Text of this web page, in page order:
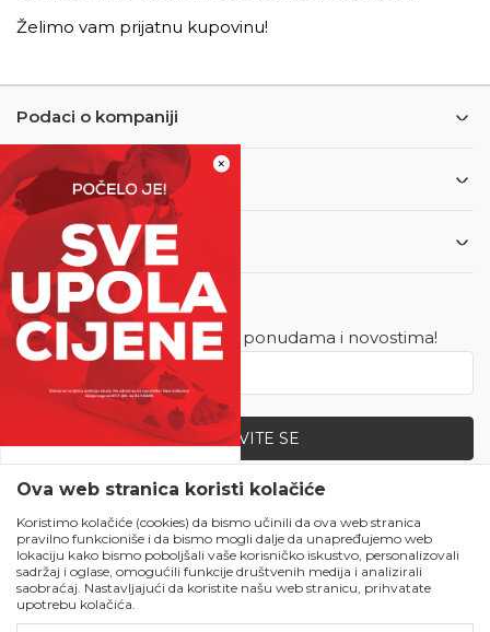
×
SVE UPOLA CIJENE!
Čekanju je kraj!
Počela je omiljena
ljetna akcija u Obući
Metro!
SVE IZ LJETNE
Želimo vam prijatnu kupovinu!
Podaci o kompaniji
Informacije
Korisnički servis
Newsletter
Budite u toku sa najnovijim ponudama i novostima!
PRIJAVITE SE
Zapratite nas
Ova web stranica koristi kolačiće
Koristimo kolačiće (cookies) da bismo učinili da ova web stranica
pravilno funkcioniše i da bismo mogli dalje da unapređujemo web
lokaciju kako bismo poboljšali vaše korisničko iskustvo, personalizovali
sadržaj i oglase, omogućili funkcije društvenih medija i analizirali
saobraćaj. Nastavljajući da koristite našu web stranicu, prihvatate
upotrebu kolačića.